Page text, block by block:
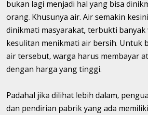
bukan lagi menjadi hal yang bisa
orang. Khusunya air. Air semakin
dinikmati masyarakat, terbukti banyak
kesulitan menikmati air bersih. Untuk
air tersebut, warga harus membayar
dengan harga yang tinggi.
Padahal jika dilihat lebih dalam,
dan pendirian pabrik yang ada